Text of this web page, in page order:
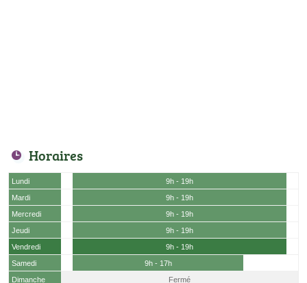
Horaires
Lundi
9h - 19h
Mardi
9h - 19h
Mercredi
9h - 19h
Jeudi
9h - 19h
Vendredi
9h - 19h
Samedi
9h - 17h
Dimanche
Fermé